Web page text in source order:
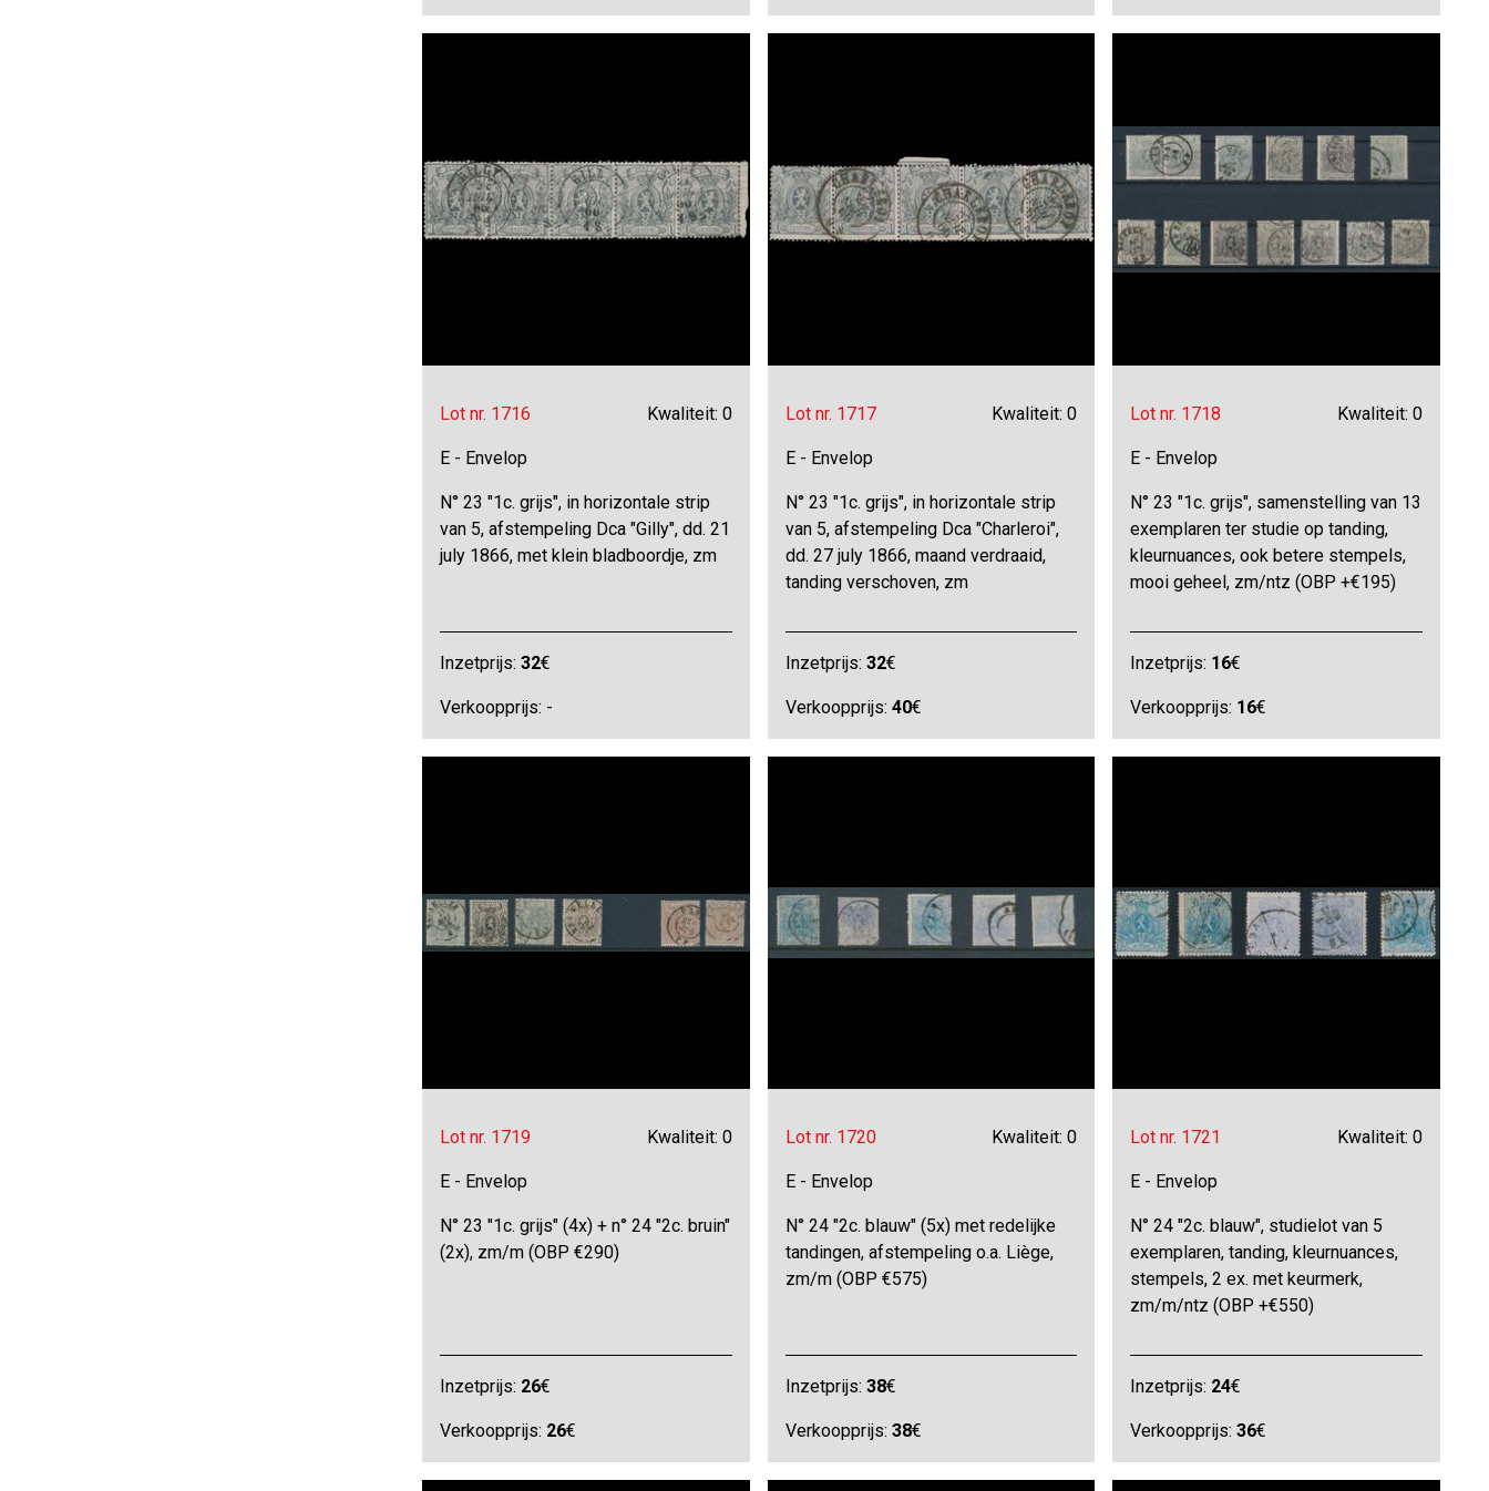
Lot nr. 1716 Kwaliteit: 0
E - Envelop
N° 23 "1c. grijs", in horizontale strip
van 5, afstempeling Dca "Gilly", dd. 21
july 1866, met klein bladboordje, zm
Inzetprijs:32€
Verkoopprijs: -
Lot nr. 1717 Kwaliteit: 0
E - Envelop
N° 23 "1c. grijs", in horizontale strip
van 5, afstempeling Dca "Charleroi",
dd. 27 july 1866, maand verdraaid,
tanding verschoven, zm
Inzetprijs: 32€
Verkoopprijs: 40€
Lot nr. 1718 Kwaliteit: 0
E - Envelop
N° 23 "1c. grijs", samenstelling van 13
exemplaren ter studie op tanding,
kleurnuances, ook betere stempels,
mooi geheel, zm/ntz (OBP +€195)
Inzetprijs: 16€
Verkoopprijs: 16€
Lot nr. 1719 Kwaliteit: 0
E - Envelop
N° 23 "1c. grijs" (4x) + n° 24 "2c. bruin"
(2x), zm/m (OBP €290)
Inzetprijs: 26€
Verkoopprijs: 26€
Lot nr. 1720 Kwaliteit: 0
E - Envelop
N° 24 "2c. blauw" (5x) met redelijke
tandingen, afstempeling o.a. Liège,
zm/m (OBP €575)
Inzetprijs: 38€
Verkoopprijs: 38€
Lot nr. 1721 Kwaliteit: 0
E - Envelop
N° 24 "2c. blauw", studielot van 5
exemplaren, tanding, kleurnuances,
stempels, 2 ex. met keurmerk,
zm/m/ntz (OBP +€550)
Inzetprijs: 24€
Verkoopprijs:36€